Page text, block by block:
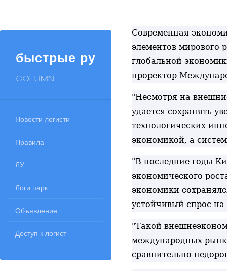
быстрые рубрики
COLUMN
Новости логисти
Правила
ЛУ
Логи парк
Объявление
Доступ к логист
Современная
элементов мирового
глобальной
проректор
"Несмотря на
удается сохранять
технологических
экономикой, а
"В последние годы
экономического
экономики
устойчивый спрос
"Такой
международных
сравнительно